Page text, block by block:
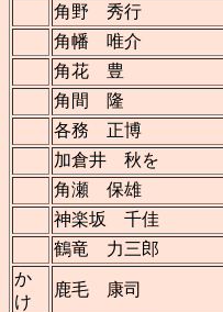
角野 秀行
角幡 唯介
角花 豊
角間 隆
各務 正博
加倉井 秋を
角瀬 保雄
神楽坂 千佳
鶴竜 力三郎
か
け
鹿毛 康司